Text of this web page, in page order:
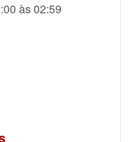
às 02:59